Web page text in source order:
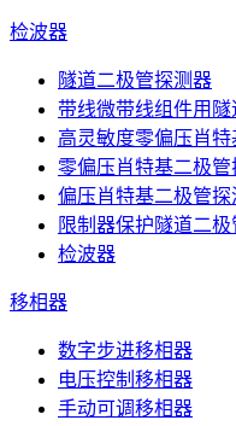
检波器
隧道二极管探测器
带线微带线组件用
高灵敏度零偏压肖
零偏压肖特基二极管
偏压肖特基二极管探
限制器保护隧道二
检波器
移相器
数字步进移相器
电压控制移相器
手动可调移相器